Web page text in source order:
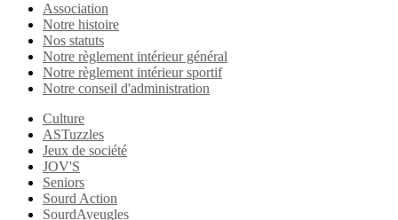
Association
Notre histoire
Nos statuts
Notre règlement intérieur général
Notre règlement intérieur sportif
Notre conseil d'administration
Culture
ASTuzzles
Jeux de société
JOV'S
Seniors
Sourd Action
SourdAveugles